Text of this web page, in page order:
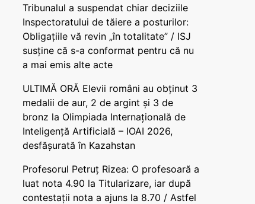
Tribunalul a suspendat chiar deciziile
Inspectoratului de tăiere a posturilor:
Obligațiile vă revin „în totalitate” / ISJ
susține că s-a conformat pentru că nu
a mai emis alte acte
ULTIMĂ ORĂ Elevii români au obținut 3
medalii de aur, 2 de argint și 3 de
bronz la Olimpiada Internațională de
Inteligență Artificială – IOAI 2026,
desfășurată în Kazahstan
Profesorul Petruț Rizea: O profesoară a
luat nota 4.90 la Titularizare, iar după
contestații nota a ajuns la 8.70 / Astfel